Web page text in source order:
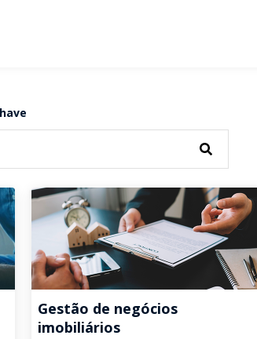
Gestão de negócios
imobiliários